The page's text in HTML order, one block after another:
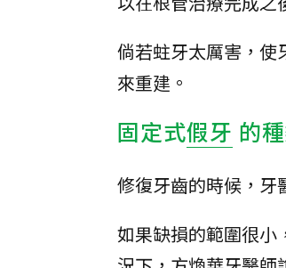
倘若蛀牙太厲害，使
來重建。
固定式假牙 的
修復牙齒的時候，牙
如果缺損的範圍很小